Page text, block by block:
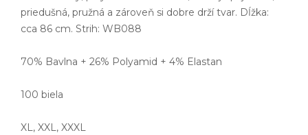
priedušná, pružná a zároveň si dobre drží tvar. Dĺžka:
cca 86 cm. Strih: WB088
70% Bavlna + 26% Polyamid + 4% Elastan
100 biela
XL, XXL, XXXL